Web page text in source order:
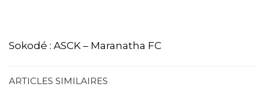
Sokodé : ASCK – Maranatha FC
ARTICLES SIMILAIRES